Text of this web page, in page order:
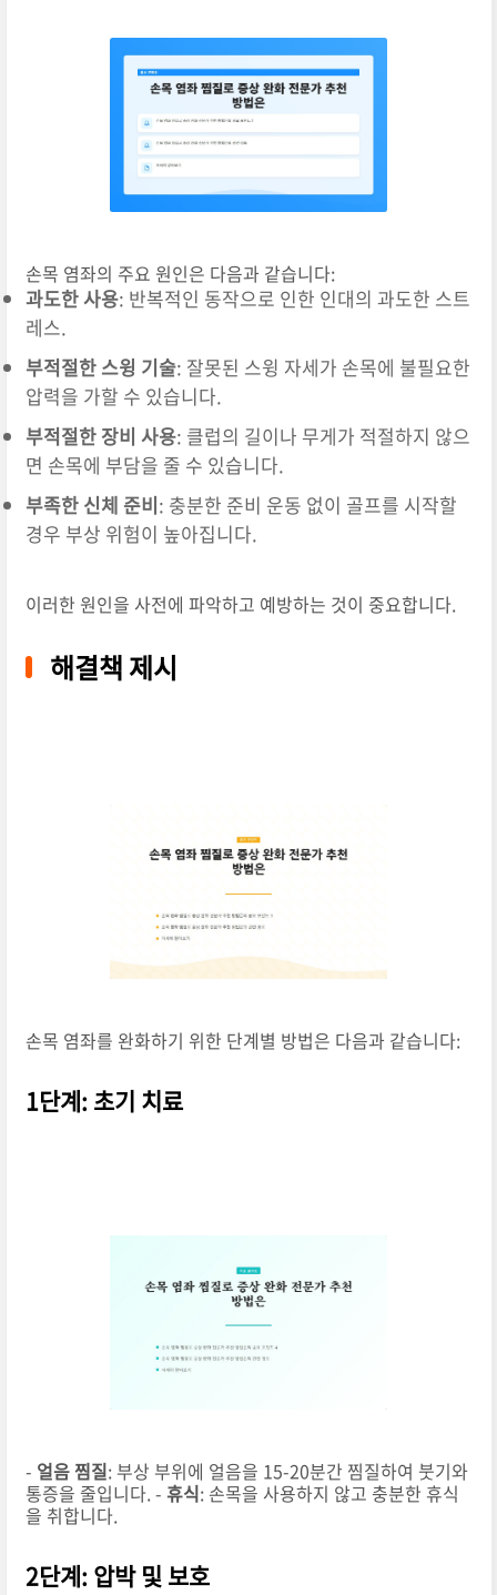
손목 염좌의 주요 원인은 다음과 같습니다:
과도한 사용: 반복적인 동작으로 인한 인대의 과도한 스트
레스.
부적절한 스윙 기술: 잘못된 스윙 자세가 손목에 불필요한
압력을 가할 수 있습니다.
부적절한 장비 사용: 클럽의 길이나 무게가 적절하지 않으
면 손목에 부담을 줄 수 있습니다.
부족한 신체 준비: 충분한 준비 운동 없이 골프를 시작할
경우 부상 위험이 높아집니다.
이러한 원인을 사전에 파악하고 예방하는 것이 중요합니다.
해결책 제시
손목 염좌를 완화하기 위한 단계별 방법은 다음과 같습니다:
1단계: 초기 치료
- 얼음 찜질: 부상 부위에 얼음을 15-20분간 찜질하여 붓기와
통증을 줄입니다. - 휴식: 손목을 사용하지 않고 충분한 휴식
을 취합니다.
2단계: 압박 및 보호